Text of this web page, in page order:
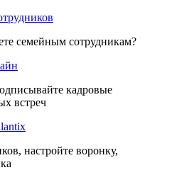
семейным сотрудникам?
кадровые
встреч
настройте воронку,